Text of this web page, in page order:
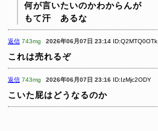
何が言いたいのかわからんが
もて汗 あるな
返信 743mg 2026年06月07日 23:14 ID:Q2MTQ0OTk
これは売れるぞ
返信 743mg 2026年06月07日 23:16 ID:IzMjc2ODY
こいた屁はどうなるのか